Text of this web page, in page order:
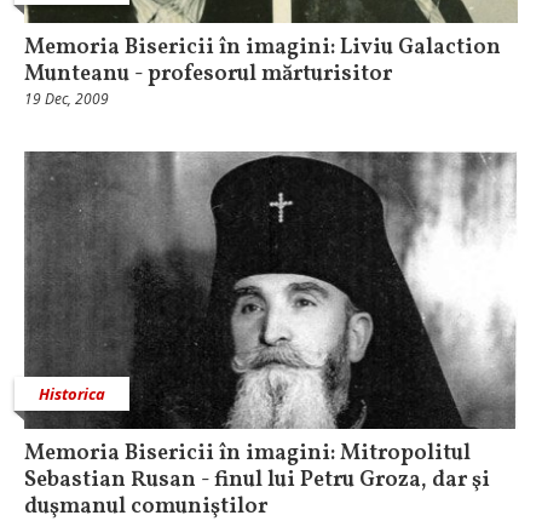
Memoria Bisericii în imagini: Liviu Galaction
Munteanu - profesorul mărturisitor
19 Dec, 2009
Historica
Memoria Bisericii în imagini: Mitropolitul
Sebastian Rusan - finul lui Petru Groza, dar şi
duşmanul comuniştilor